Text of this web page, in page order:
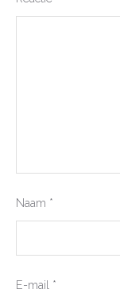
Naam *
E-mail *